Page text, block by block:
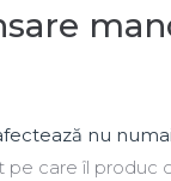
nu
care îl produc